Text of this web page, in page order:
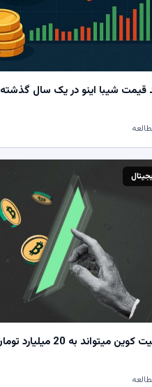
قیمت شیبا اینو در یک سال گذشته
به 20 میلیارد تومان برسد؟